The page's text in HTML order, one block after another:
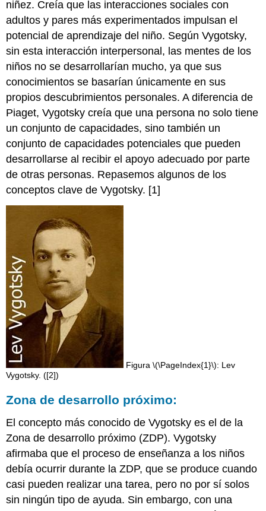
niñez. Creía que las interacciones sociales con
adultos y pares más experimentados impulsan el
potencial de aprendizaje del niño. Según Vygotsky,
sin esta interacción interpersonal, las mentes de los
niños no se desarrollarían mucho, ya que sus
conocimientos se basarían únicamente en sus
propios descubrimientos personales. A diferencia de
Piaget, Vygotsky creía que una persona no solo tiene
un conjunto de capacidades, sino también un
conjunto de capacidades potenciales que pueden
desarrollarse al recibir el apoyo adecuado por parte
de otras personas. Repasemos algunos de los
conceptos clave de Vygotsky. [1]
Figura \(\PageIndex{1}\): Lev
Vygotsky. ([2])
Zona de desarrollo próximo:
El concepto más conocido de Vygotsky es el de la
Zona de desarrollo próximo (ZDP). Vygotsky
afirmaba que el proceso de enseñanza a los niños
debía ocurrir durante la ZDP, que se produce cuando
casi pueden realizar una tarea, pero no por sí solos
sin ningún tipo de ayuda. Sin embargo, con una